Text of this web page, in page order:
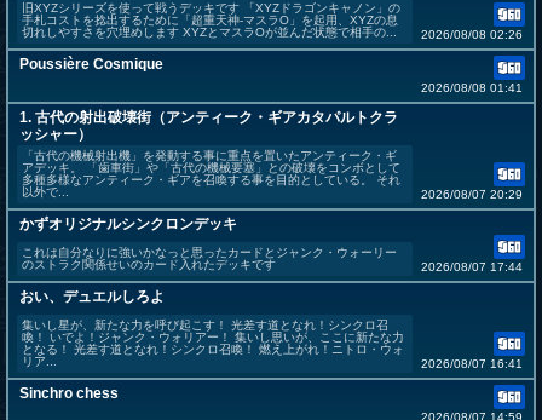
旧XYZシリーズを使って戦うデッキです 「XYZドラゴンキャノン」の
手札コストを捻出するために「超重天神-マスラO」を起用、XYZの息
切れしやすさを穴埋めします XYZとマスラOが並んだ状態で相手の...
2026/08/08 02:26
Poussière Cosmique
2026/08/08 01:41
1. 古代の射出破壊街（アンティーク・ギアカタパルトクラ
ッシャー）
「古代の機械射出機」を発動する事に重点を置いたアンティーク・ギ
アデッキ。 「歯車街」や「古代の機械要塞」との破壊をコンボとして
多種多様なアンティーク・ギアを召喚する事を目的としている。 それ
以外で...
2026/08/07 20:29
かずオリジナルシンクロンデッキ
これは自分なりに強いかなっと思ったカードとジャンク・ウォーリー
のストラク関係せいのカード入れたデッキです
2026/08/07 17:44
おい、デュエルしろよ
集いし星が、新たな力を呼び起こす！ 光差す道となれ！シンクロ召
喚！ いでよ！ジャンク・ウォリアー！ 集いし思いが、ここに新たな力
となる！ 光差す道となれ！シンクロ召喚！ 燃え上がれ！ニトロ・ウォ
リア...
2026/08/07 16:41
Sinchro chess
2026/08/07 14:59